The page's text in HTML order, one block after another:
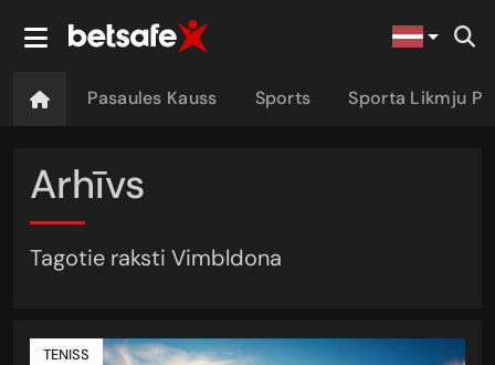
Pasaules Kauss Sports Sporta Likmju
Arhīvs
Tagotie raksti Vimbldona
TENISS